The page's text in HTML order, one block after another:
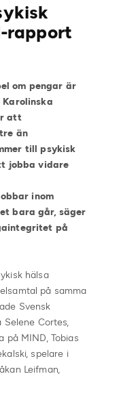
rapport
om pengar är
att
än
till psykisk
jobba vidare
inom
bara går, säger
på
hälsa
på samma
Svensk
Selene Cortes,
på MIND, Tobias
spelare i
Leifman,